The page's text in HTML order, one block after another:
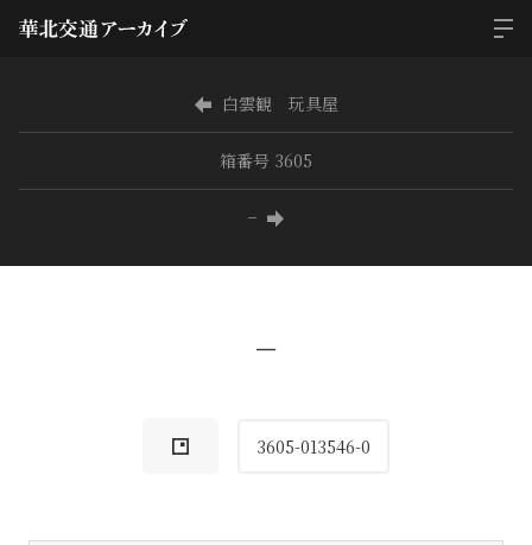
白雲観 玩具屋
箱番号 3605
−
−
3605-013546-0